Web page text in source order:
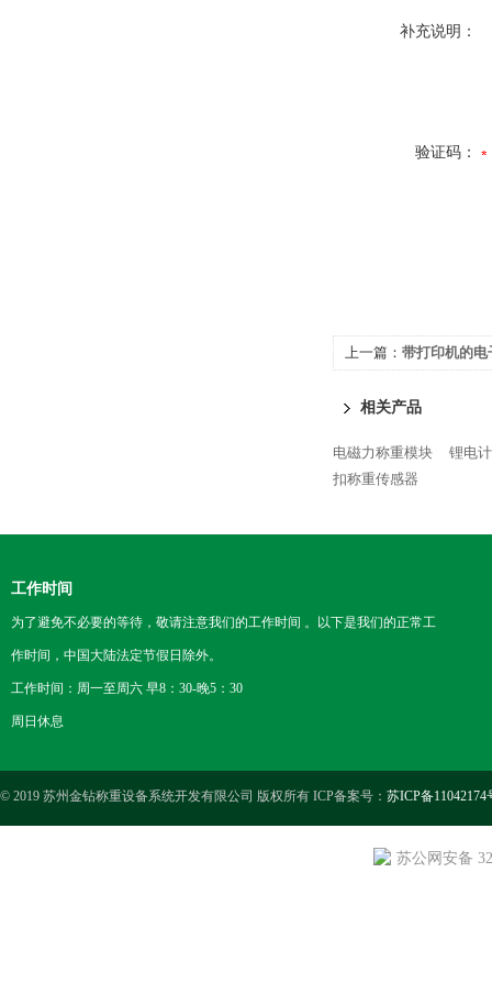
补充说明：
验证码：
上一篇： 带打印机的电
相关产品
电磁力称重模块
锂电
扣称重传感器
工作时间
为了避免不必要的等待，敬请注意我们的工作时间 。以下是我们的正常工
作时间，中国大陆法定节假日除外。
工作时间：周一至周六 早8：30-晚5：30
周日休息
© 2019 苏州金钻称重设备系统开发有限公司 版权所有 ICP备案号： 苏ICP备11042174
苏公网安备